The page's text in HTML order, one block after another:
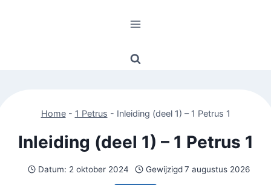
Home- 1 Petrus - Inleiding (deel 1) – 1 Petrus 1
Inleiding (deel 1) – 1 Petrus 1
Datum: 2 oktober 2024 Gewijzigd 7 augustus 2026